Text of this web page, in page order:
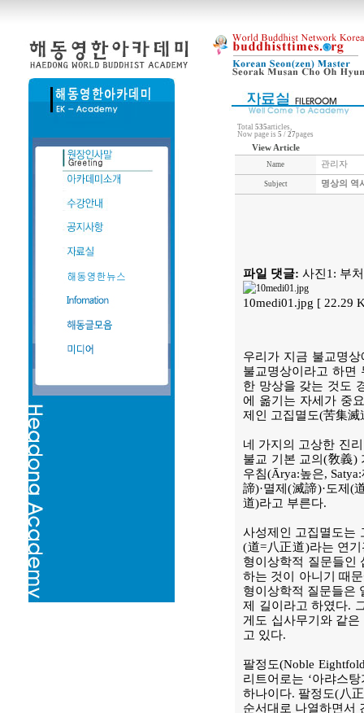
Total 535articles,
Now page is 5 / 27pages
View Article
Name 관리자
Subject 명상의 역
파일 댓글: 사진1: 부
10medi01.jpg [ 22.29
우리가 지금 불교명
불교명상이라고 하면
한 망상을 갖는 것도
에 옮기는 자세가 중
제인 고집멸도(苦集
네 가지의 고상한 진
불교 기본 교의(敎義)
우침(Ārya:높은,
諦)·멸제(滅諦)·도제(
道)라고 부른다.
사성제인 고집멸도는
(道=八正道)라는 연기
형이상학적 질문들인
하는 것이 아니기 때
형이상학적 질문들은
제 길이라고 하였다.
게도 십사무기와 같
고 있다.
팔정도(Noble
리트어로는 ‘아랴스
하나이다. 팔정도(八
순서대로 나열하면서